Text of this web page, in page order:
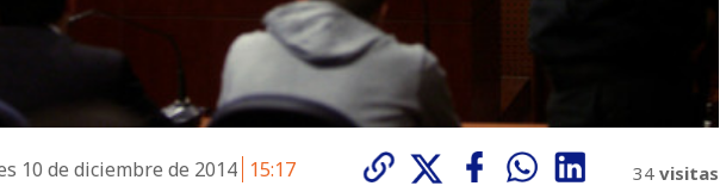
10 de diciembre de 2014 15:17 34 visitas